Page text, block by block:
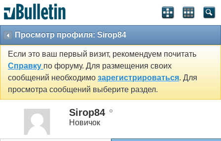
Просмотр профиля: Sirop84
Если это ваш первый визит, рекомендуем почитать
Справку по форуму. Для размещения своих
сообщений необходимо зарегистрироваться. Для
просмотра сообщений выберите раздел.
Sirop84
Новичок